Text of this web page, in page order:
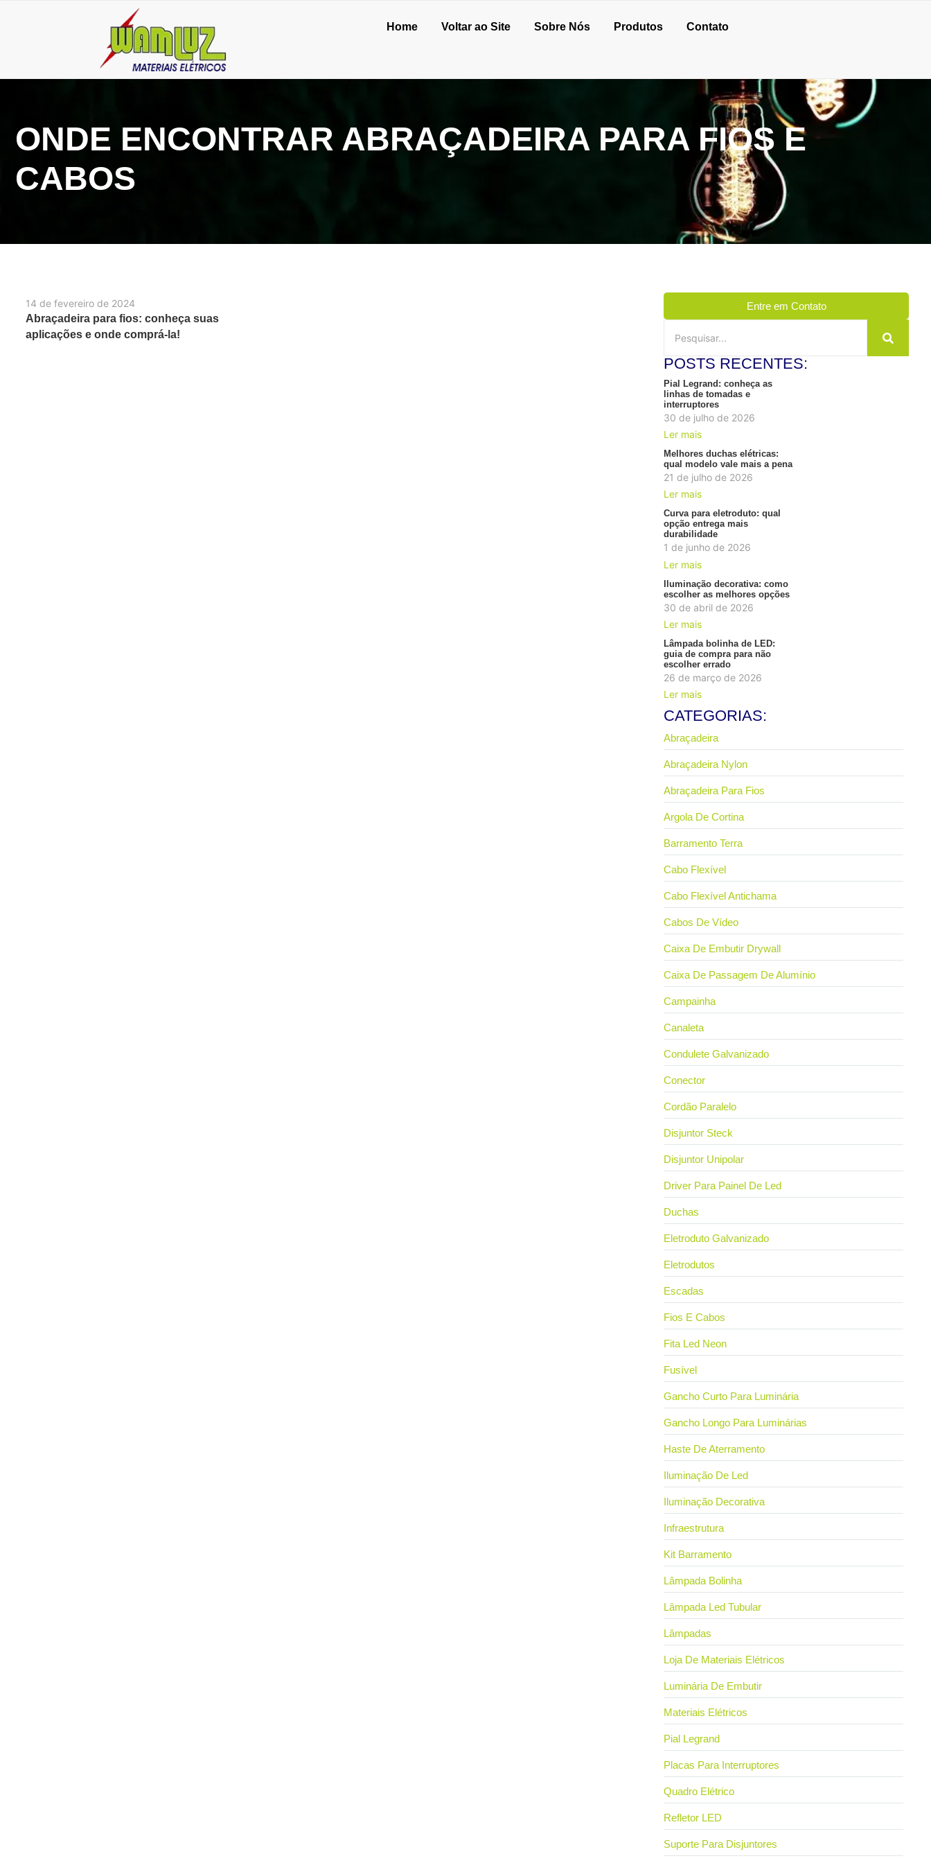
Home Voltar ao Site Sobre Nós Produtos Contato
ONDE ENCONTRAR ABRAÇADEIRA PARA FIOS E
CABOS
14 de fevereiro de 2024
Abraçadeira para fios: conheça suas
aplicações e onde comprá-la!
Entre em Contato
POSTS RECENTES:
Pial Legrand: conheça as
linhas de tomadas e
interruptores
30 de julho de 2026
Ler mais
Melhores duchas elétricas:
qual modelo vale mais a pena
21 de julho de 2026
Ler mais
Curva para eletroduto: qual
opção entrega mais
durabilidade
1 de junho de 2026
Ler mais
Iluminação decorativa: como
escolher as melhores opções
30 de abril de 2026
Ler mais
Lâmpada bolinha de LED:
guia de compra para não
escolher errado
26 de março de 2026
Ler mais
CATEGORIAS:
Abraçadeira
Abraçadeira Nylon
Abraçadeira Para Fios
Argola De Cortina
Barramento Terra
Cabo Flexível
Cabo Flexível Antichama
Cabos De Vídeo
Caixa De Embutir Drywall
Caixa De Passagem De Alumínio
Campainha
Canaleta
Condulete Galvanizado
Conector
Cordão Paralelo
Disjuntor Steck
Disjuntor Unipolar
Driver Para Painel De Led
Duchas
Eletroduto Galvanizado
Eletrodutos
Escadas
Fios E Cabos
Fita Led Neon
Fusível
Gancho Curto Para Luminária
Gancho Longo Para Luminárias
Haste De Aterramento
Iluminação De Led
Iluminação Decorativa
Infraestrutura
Kit Barramento
Lâmpada Bolinha
Lâmpada Led Tubular
Lâmpadas
Loja De Materiais Elétricos
Luminária De Embutir
Materiais Elétricos
Pial Legrand
Placas Para Interruptores
Quadro Elétrico
Refletor LED
Suporte Para Disjuntores